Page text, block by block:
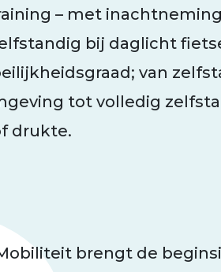
– met
bij daglicht
van
tot volledig
drukte.
brengt de